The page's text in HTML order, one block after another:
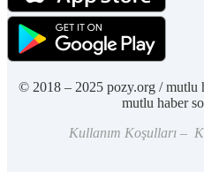
© 2018 – 2025 pozy.org / mutlu
mutlu haber
Kullanım Koşulları –